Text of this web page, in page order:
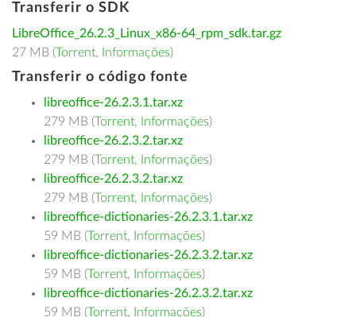
Transferir o SDK
LibreOffice_26.2.3_Linux_x86-64_rpm_sdk.tar.gz
27 MB (Torrent, Informações)
Transferir o código fonte
libreoffice-26.2.3.1.tar.xz
279 MB (Torrent, Informações)
libreoffice-26.2.3.2.tar.xz
279 MB (Torrent, Informações)
libreoffice-26.2.3.2.tar.xz
279 MB (Torrent, Informações)
libreoffice-dictionaries-26.2.3.1.tar.xz
59 MB (Torrent, Informações)
libreoffice-dictionaries-26.2.3.2.tar.xz
59 MB (Torrent, Informações)
libreoffice-dictionaries-26.2.3.2.tar.xz
59 MB (Torrent, Informações)